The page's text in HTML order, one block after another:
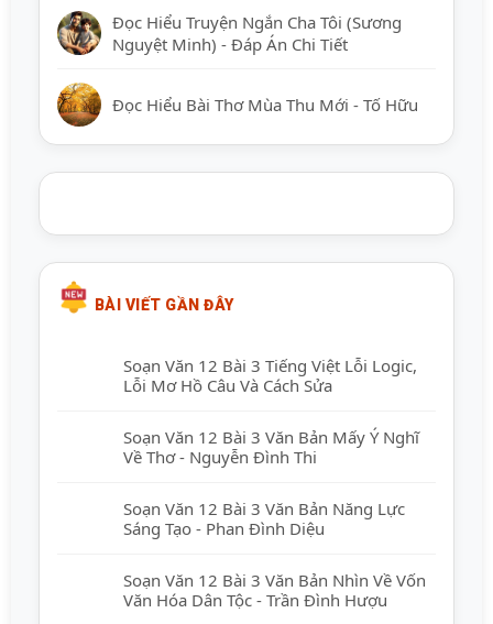
Đọc Hiểu Truyện Ngắn Cha Tôi (Sương
Nguyệt Minh) - Đáp Án Chi Tiết
Đọc Hiểu Bài Thơ Mùa Thu Mới - Tố Hữu
BÀI VIẾT GẦN ĐÂY
Soạn Văn 12 Bài 3 Tiếng Việt Lỗi Logic,
Lỗi Mơ Hồ Câu Và Cách Sửa
Soạn Văn 12 Bài 3 Văn Bản Mấy Ý Nghĩ
Về Thơ - Nguyễn Đình Thi
Soạn Văn 12 Bài 3 Văn Bản Năng Lực
Sáng Tạo - Phan Đình Diệu
Soạn Văn 12 Bài 3 Văn Bản Nhìn Về Vốn
Văn Hóa Dân Tộc - Trần Đình Hượu